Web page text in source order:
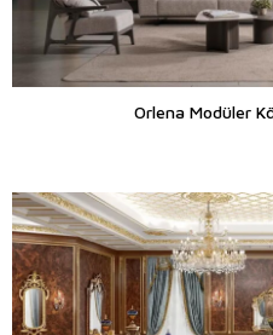
Orlena Modüler